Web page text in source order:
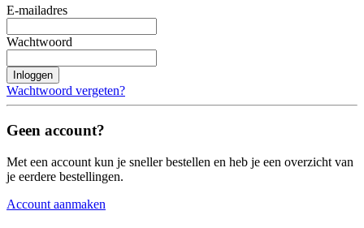
E-mailadres
Wachtwoord
Inloggen
Wachtwoord vergeten?
Geen account?
Met een account kun je sneller bestellen en heb je een overzicht van
je eerdere bestellingen.
Account aanmaken